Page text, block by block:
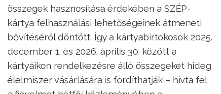
összegek hasznosítása érdekében a SZÉP-
kártya felhasználási lehetőségeinek átmeneti
bővítéséről döntött. Így a kártyabirtokosok 2025.
december 1. és 2026. április 30. között a
kártyáikon rendelkezésre álló összegeket hideg
élelmiszer vásárlására is fordíthatják – hívta fel